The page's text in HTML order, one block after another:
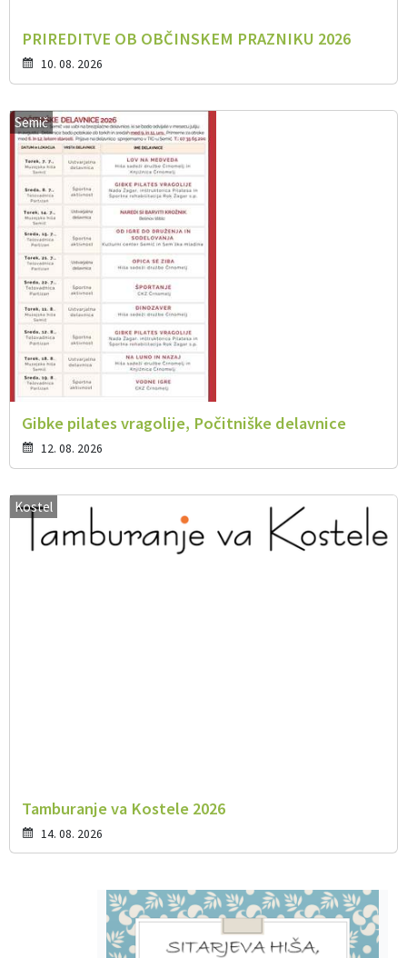
PRIREDITVE OB OBČINSKEM PRAZNIKU 2026
10. 08. 2026
Semič
Gibke pilates vragolije, Počitniške delavnice
12. 08. 2026
Kostel
Tamburanje va Kostele 2026
14. 08. 2026